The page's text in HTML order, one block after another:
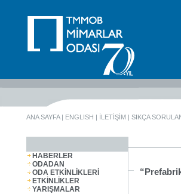
ANA SAYFA| ENGLISH | İLETİŞİM | SIKÇA
HABERLER
ODADAN
ODA ETKİNLİKLERİ
ETKİNLİKLER
YARIŞMALAR